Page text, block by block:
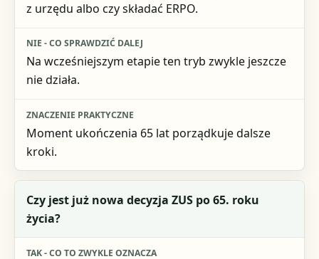
z urzędu albo czy składać ERPO.
Na wcześniejszym etapie ten tryb zwykle jeszcze
nie działa.
Moment ukończenia 65 lat porządkuje dalsze
kroki.
Czy jest już nowa decyzja ZUS po 65. roku
życia?